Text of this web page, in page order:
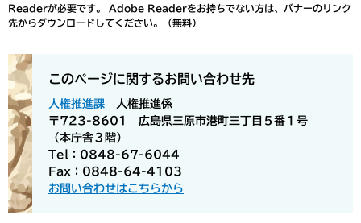
Readerが必要です。
Adobe Readerをお持ちでない方は、バナーのリンク
先からダウンロードしてください。（無料）
このページに関するお問い合わせ先
人権推進課
人権推進係
〒723-8601 広島県三原市港町三丁目５番１号
（本庁舎３階）
Tel：0848-67-6044
Fax：0848-64-4103
お問い合わせはこちらから